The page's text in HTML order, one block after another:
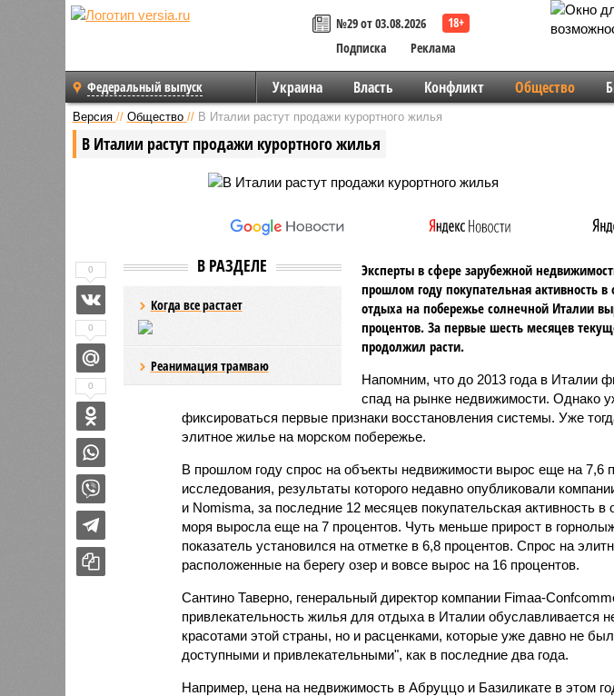
№29 от 03.08.2026
Подписка
Реклама
Федеральный выпуск Украина Власть Конфликт Общество
Версия // Общество // В Италии растут продажи курортного жилья
В Италии растут продажи курортного жилья
В РАЗДЕЛЕ
Когда все растает
Реанимация трамваю
Эксперты в сфере зарубежной
прошлом году покупательная активность
отдыха на побережье солнечной Италии
процентов. За первые шесть месяцев
продолжил расти.
Напомним, что до 2013 года в Италии
спад на рынке недвижимости. Однако
фиксироваться первые признаки восстановления системы. Уже
элитное жилье на морском побережье.
В прошлом году спрос на объекты недвижимости вырос еще на 7,6
исследования, результаты которого недавно опубликовали
и Nomisma, за последние 12 месяцев покупательская активность в
моря выросла еще на 7 процентов. Чуть меньше прирост в
показатель установился на отметке в 6,8 процентов. Спрос на
расположенные на берегу озер и вовсе вырос на 16 процентов.
Сантино Таверно, генеральный директор компании Fimaa-
привлекательность жилья для отдыха в Италии обуславливается
красотами этой страны, но и расценками, которые уже давно не
доступными и привлекательными", как в последние два года.
Например, цена на недвижимость в Абруццо и Базиликате в этом
0
0
0